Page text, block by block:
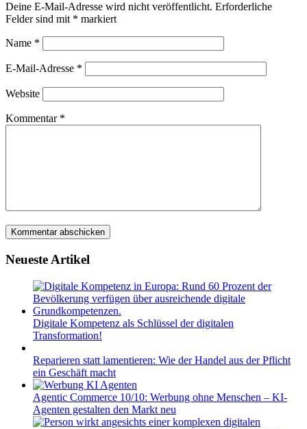
Deine E-Mail-Adresse wird nicht veröffentlicht. Erforderliche
Felder sind mit * markiert
Name *
E-Mail-Adresse *
Website
Kommentar *
Neueste Artikel
Digitale Kompetenz als Schlüssel der digitalen
Transformation!
Reparieren statt lamentieren: Wie der Handel aus der Pflicht
ein Geschäft macht
Agentic Commerce 10/10: Werbung ohne Menschen – KI-
Agenten gestalten den Markt neu